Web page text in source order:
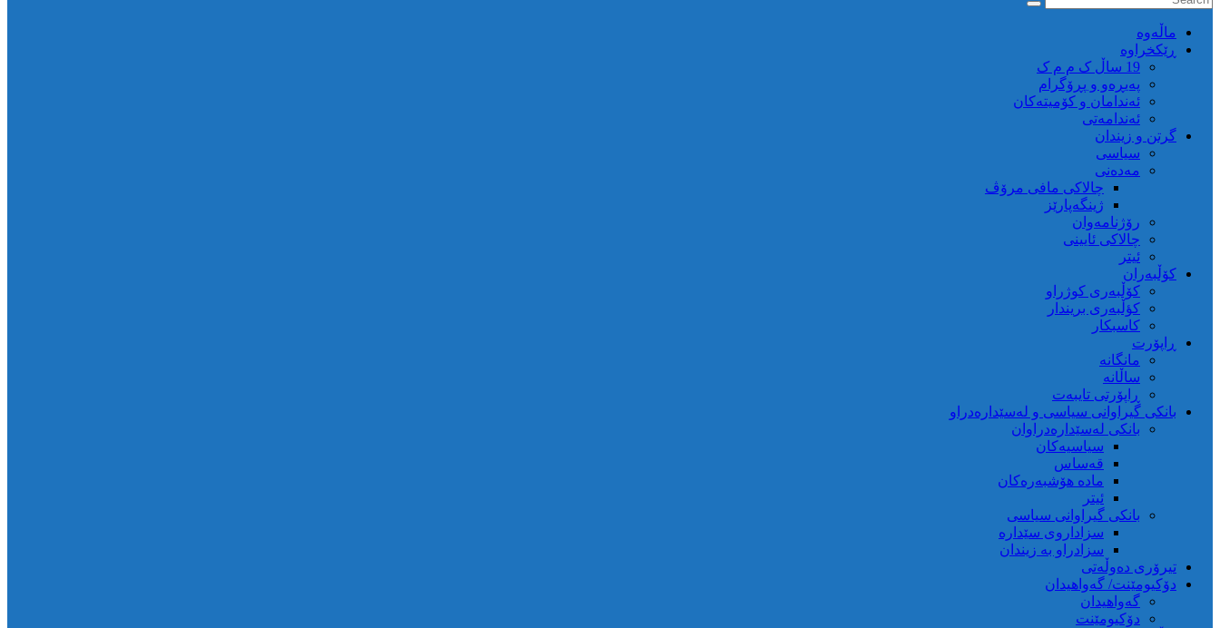
ماڵه‌وه‌
ڕێکخراوە
19 ساڵ ک م م ک
پەیڕەو و پڕۆگرام
ئەندامان و کۆمیتەکان
ئەندامەتی
گرتن و زیندان
سیاسی
مەدەنی
چالاکی مافی مرۆڤ
ژینگەپارێز
رۆژنامەوان
چالاکی ئایینی
ئیتر
کۆڵبەران
کۆڵبەری کوژراو
کؤڵبەری بریندار
کاسبکار
ڕاپۆرت
مانگانە
ساڵانە
ڕاپۆرتی تایبەت
بانکی گیراوانی سیاسی و لەسێدارەدراو
بانکی لەسێدارەدراوان
سیاسیەکان
قەساس
مادە هۆشبەرەکان
ئیتر
بانکی گیراوانی سیاسی
سزاداروی سێدارە
سزادراو بە زیندان
تیرۆری دەوڵەتی
دۆکیومێنت/ گەواهیدان
گەواهیدان
دۆکیومێنت